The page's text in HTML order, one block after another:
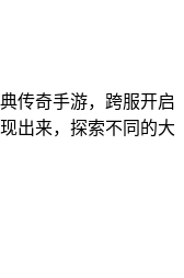
传奇手游，跨服开启
出来，探索不同的大